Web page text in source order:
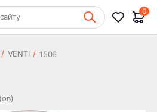
0
/ VENTI / 1506